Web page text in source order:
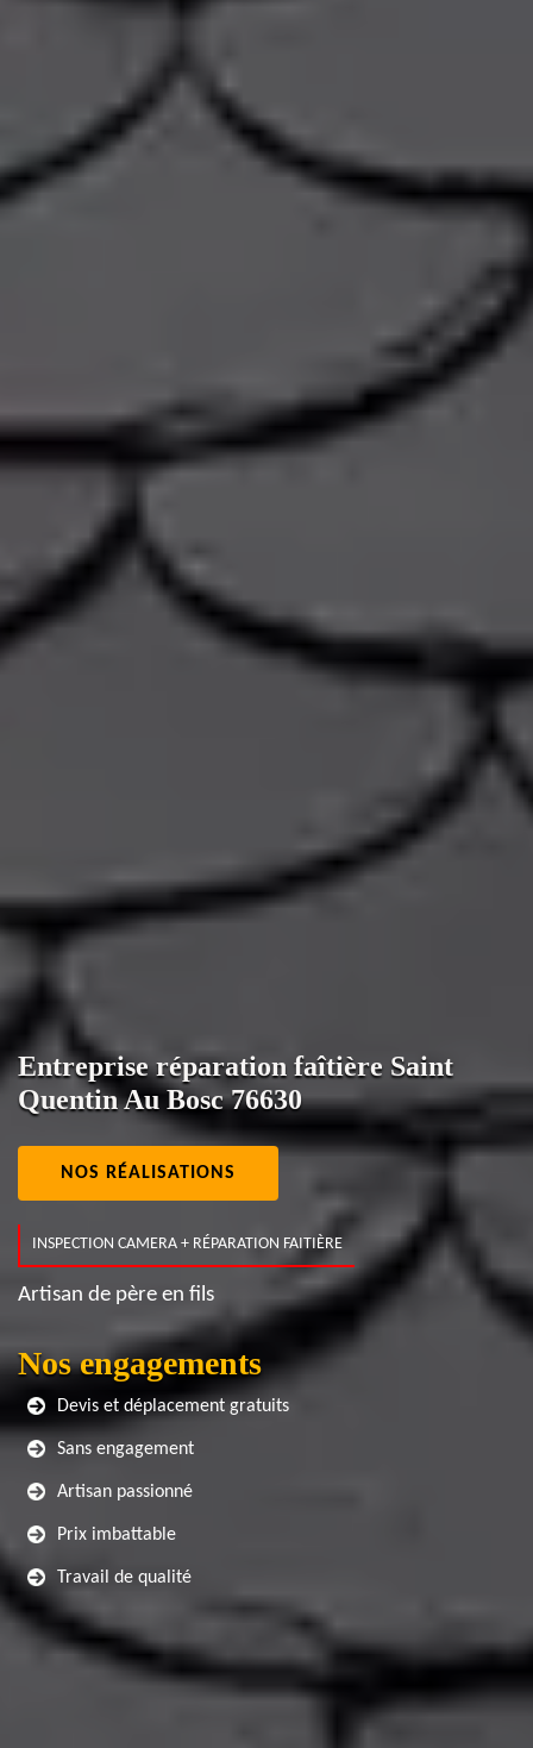
Entreprise réparation faîtière Saint
Quentin Au Bosc 76630
NOS RÉALISATIONS
INSPECTION CAMERA + RÉPARATION FAITIÈRE
Artisan de père en fils
Nos engagements
Devis et déplacement gratuits
Sans engagement
Artisan passionné
Prix imbattable
Travail de qualité